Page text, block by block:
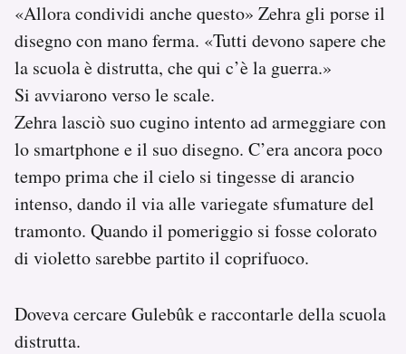
«Allora condividi anche questo» Zehra gli porse il
disegno con mano ferma. «Tutti devono sapere che
la scuola è distrutta, che qui c’è la guerra.»
Si avviarono verso le scale.
Zehra lasciò suo cugino intento ad armeggiare con
lo smartphone e il suo disegno. C’era ancora poco
tempo prima che il cielo si tingesse di arancio
intenso, dando il via alle variegate sfumature del
tramonto. Quando il pomeriggio si fosse colorato
di violetto sarebbe partito il coprifuoco.
Doveva cercare Gulebûk e raccontarle della scuola
distrutta.